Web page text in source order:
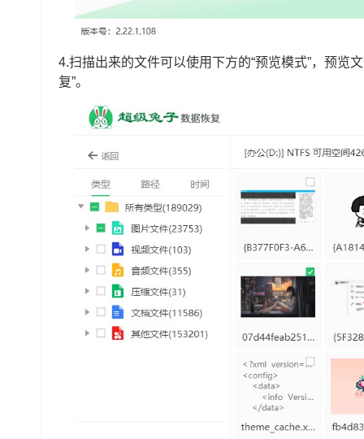
4.扫描出来的文件可以使用下方的“预览模式”，预览
复”。